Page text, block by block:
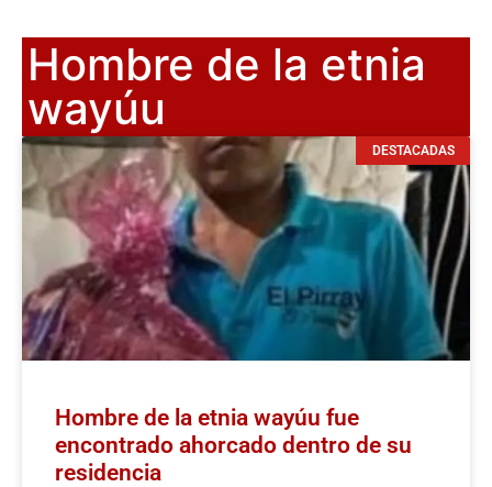
Hombre de la etnia
wayúu
DESTACADAS
Hombre de la etnia wayúu fue
encontrado ahorcado dentro de su
residencia